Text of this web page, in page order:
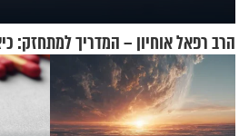
הרב רפאל אוחיון – המדריך למתחזק: